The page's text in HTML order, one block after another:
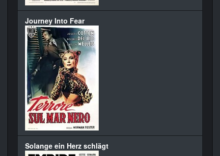
Journey Into Fear
Solange ein Herz schlägt